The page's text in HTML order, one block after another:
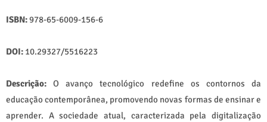
ISBN:978-65-6009-156-6
DOI: 10.29327/5516223
Descrição: O avanço tecnológico redefine os contornos da
educação contemporânea, promovendo novas formas de ensinar e
aprender. A sociedade atual, caracterizada pela digitalização